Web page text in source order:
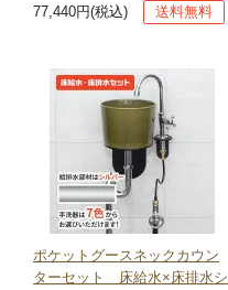
77,440円(税込)
送料無料
ポケットグースネックカウン
ターセット 床給水×床排水シ